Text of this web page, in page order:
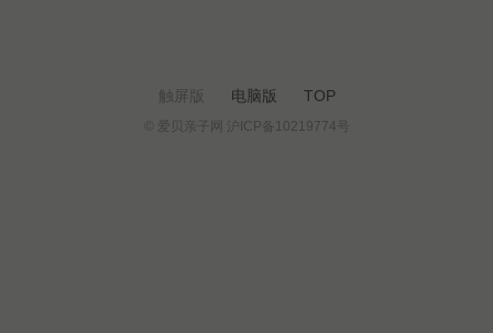
触屏版 电脑版 TOP
© 爱贝亲子网 沪ICP备10219774号